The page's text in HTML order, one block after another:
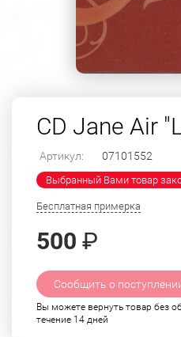
CD Jane Air
Артикул: 07101552
Выбранный Вами товар
Бесплатная примерка
500 ₽
Сообщить о
Вы можете вернуть товар без
течение 14 дней